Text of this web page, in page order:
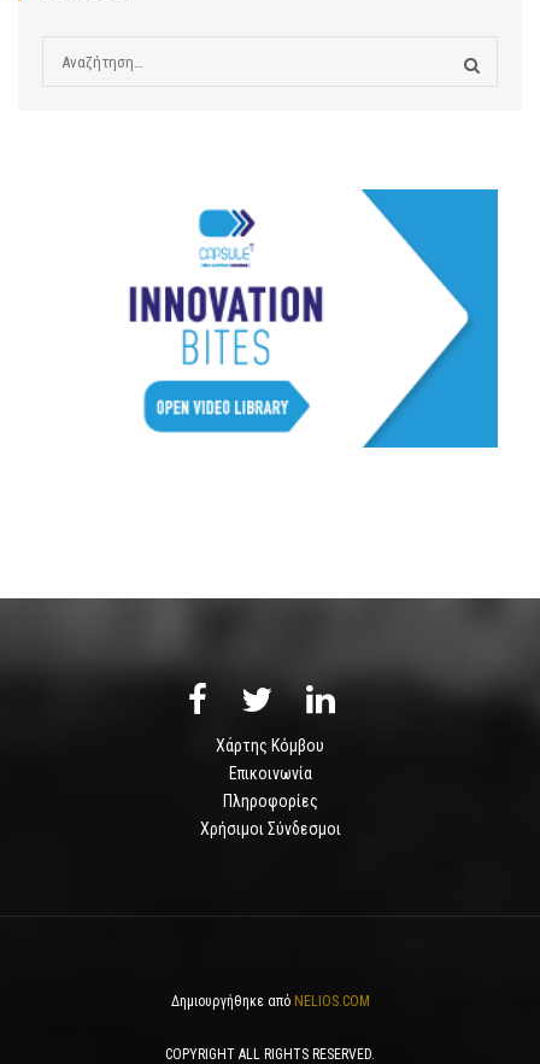
Χάρτης Κόμβου
Επικοινωνία
Πληροφορίες
Χρήσιμοι Σύνδεσμοι
Δημιουργήθηκε από NELIOS.COM
COPYRIGHT ALL RIGHTS RESERVED.